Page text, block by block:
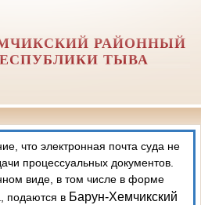
РАЙОННЫЙ
ТЫВА
что электронная почта суда не
процессуальных документов.
виде, в том числе в форме
подаются в Барун-Хемчикский